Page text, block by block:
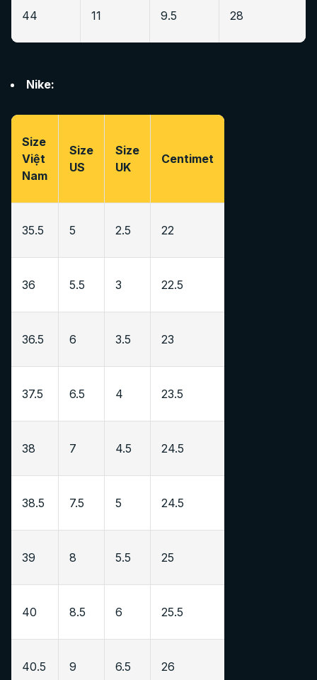
44 11 9.5 28
Nike:
Size
Việt
Nam
Size
US
Size
UK
Centimet
35.5 5 2.5 22
36 5.5 3 22.5
36.5 6 3.5 23
37.5 6.5 4 23.5
38 7 4.5 24.5
38.5 7.5 5 24.5
39 8 5.5 25
40 8.5 6 25.5
40.5 9 6.5 26